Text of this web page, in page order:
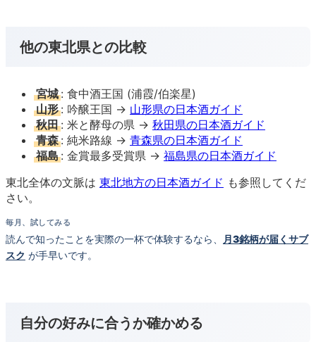
他の東北県との比較
宮城 : 食中酒王国 (浦霞/伯楽星)
山形 : 吟醸王国 → 山形県の日本酒ガイド
秋田 : 米と酵母の県 → 秋田県の日本酒ガイド
青森 : 純米路線 → 青森県の日本酒ガイド
福島 : 金賞最多受賞県 → 福島県の日本酒ガイド
東北全体の文脈は 東北地方の日本酒ガイド も参照してくだ
さい。
毎月、試してみる
読んで知ったことを実際の一杯で体験するなら、
月3銘柄が届くサブ
スク が手早いです。
自分の好みに合うか確かめる